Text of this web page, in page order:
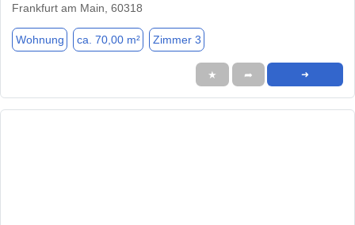
Frankfurt am Main, 60318
Wohnung ca. 70,00 m² Zimmer 3
★ ➦ ➜